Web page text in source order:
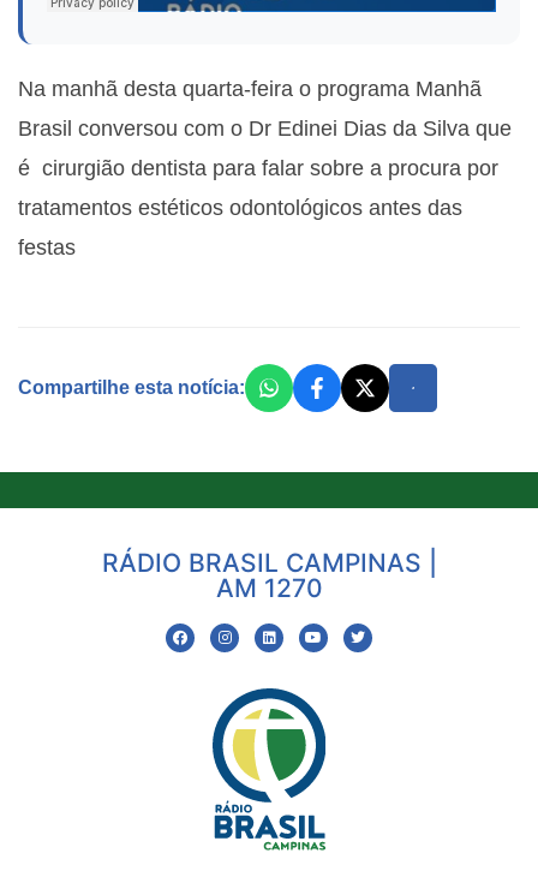
Na manhã desta quarta-feira o programa Manhã
Brasil conversou com o Dr Edinei Dias da Silva que
é cirurgião dentista para falar sobre a procura por
tratamentos estéticos odontológicos antes das
festas
Compartilhe esta notícia:
RÁDIO BRASIL CAMPINAS |
AM 1270